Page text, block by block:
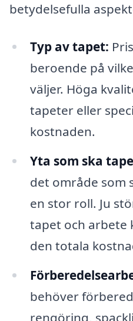
betydelsefulla
Typ av tapet:
beroende på
väljer. Höga
tapeter eller
kostnaden.
Yta som ska
det område som
en stor roll. Ju
tapet och arbete
den totala
behöver
rengöring,